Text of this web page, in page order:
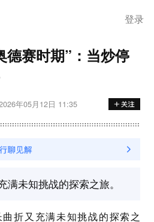
登录
德赛时期”：当炒停
年05月12日 11:35
满未知挑战的探索之旅。
折又充满未知挑战的探索之